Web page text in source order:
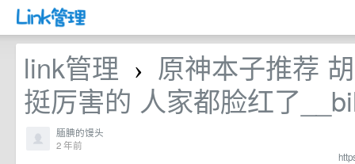
link管理 › 原神本子推荐
挺厉害的 人家都脸红了
腼腆的馒头
2 年前